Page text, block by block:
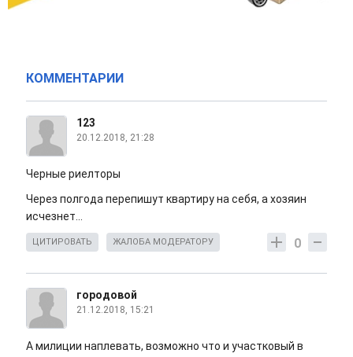
КОММЕНТАРИИ
123
20.12.2018, 21:28
Черные риелторы
Через полгода перепишут квартиру на себя, а хозяин
исчезнет...
0
ЦИТИРОВАТЬ ЖАЛОБА МОДЕРАТОРУ
городовой
21.12.2018, 15:21
А милиции наплевать, возможно что и участковый в